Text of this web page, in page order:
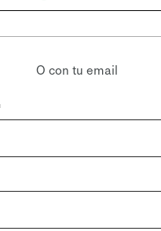
O con tu email